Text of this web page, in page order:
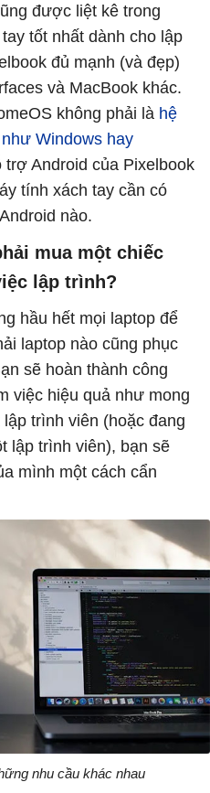
được liệt kê trong
tốt nhất dành cho lập
đủ mạnh (và đẹp)
và MacBook khác.
không phải là hệ
Windows hay
trợ Android của Pixelbook
tính xách tay cần có
nào.
mua một chiếc
lập trình?
hầu hết mọi laptop để
laptop nào cũng phục
sẽ hoàn thành công
việc hiệu quả như mong
trình viên (hoặc đang
lập trình viên), bạn sẽ
mình một cách cẩn
nhu cầu khác nhau